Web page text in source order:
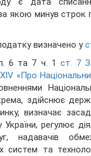
якою минув строк
визначено у
6 та 7 ч. 1 ст. 7
«Про
здійснює
визначає
регулює
надавачів
систем та